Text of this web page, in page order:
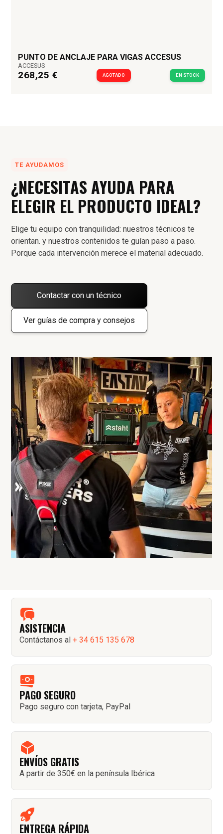
PUNTO DE ANCLAJE PARA VIGAS ACCESUS
ACCESUS
268,25 € AGOTADO EN STOCK
TE AYUDAMOS
¿NECESITAS AYUDA PARA
ELEGIR EL PRODUCTO IDEAL?
Elige tu equipo con tranquilidad: nuestros técnicos te
orientan. y nuestros contenidos te guían paso a paso.
Porque cada intervención merece el material adecuado.
Contactar con un técnico
Ver guías de compra y consejos
ASISTENCIA
Contáctanos al+ 34 615 135 678
PAGO SEGURO
Pago seguro con tarjeta, PayPal
ENVÍOS GRATIS
A partir de 350€ en la península Ibérica
ENTREGA RÁPIDA